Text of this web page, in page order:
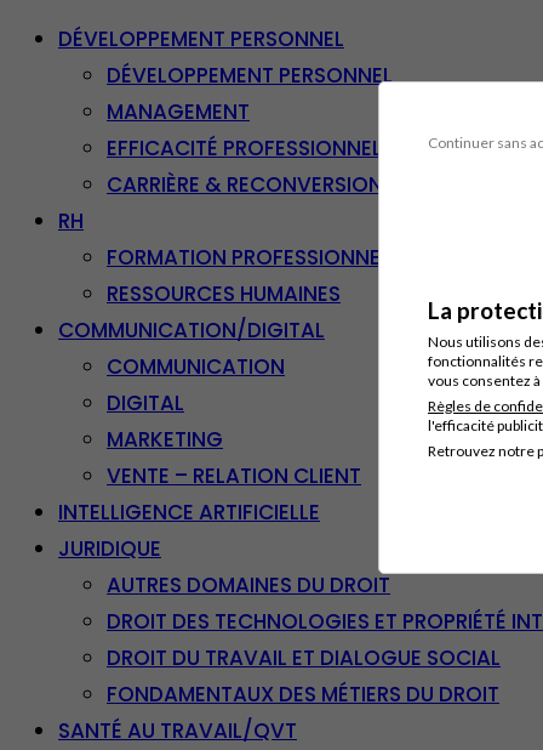
Continuer sans
La
Nous utilisons
fonctionnalités
vous consentez
Règles de
l'efficacité
Retrouvez notre
DÉVELOPPEMENT PERSONNEL
DÉVELOPPEMENT PERSONNEL
MANAGEMENT
EFFICACITÉ PROFESSIONNELLE
CARRIÈRE & RECONVERSION
RH
FORMATION PROFESSIONNELLE
RESSOURCES HUMAINES
COMMUNICATION/DIGITAL
COMMUNICATION
DIGITAL
MARKETING
VENTE – RELATION CLIENT
INTELLIGENCE ARTIFICIELLE
JURIDIQUE
AUTRES DOMAINES DU DROIT
DROIT DES TECHNOLOGIES ET PROPRIÉTÉ
DROIT DU TRAVAIL ET DIALOGUE SOCIAL
FONDAMENTAUX DES MÉTIERS DU DROIT
SANTÉ AU TRAVAIL/QVT